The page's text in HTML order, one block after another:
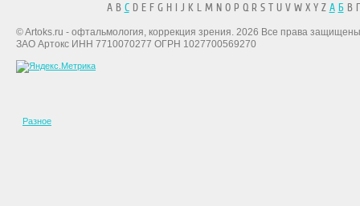
A B CD E F G H I J K L M N O P Q R S T U V W X Y Z А БВ
© Artoks.ru - офтальмология, коррекция зрения. 2026 Все права
ЗАО Артокс ИНН 7710070277 ОГРН 1027700569270
Разное